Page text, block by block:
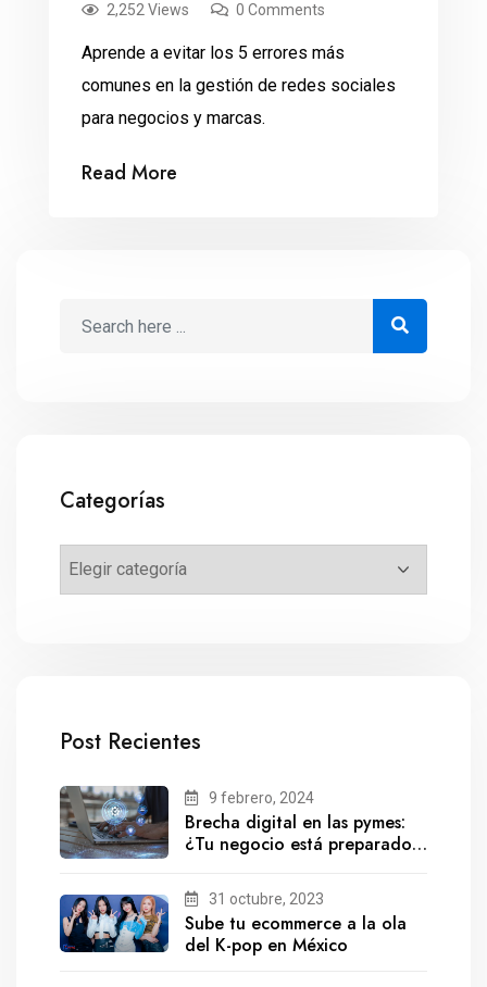
2,252 Views
0 Comments
Aprende a evitar los 5 errores más
comunes en la gestión de redes sociales
para negocios y marcas.
Read More
Categorías
Post Recientes
9 febrero, 2024
Brecha digital en las pymes:
¿Tu negocio está preparado
31 octubre, 2023
Sube tu ecommerce a la ola
del K-pop en México